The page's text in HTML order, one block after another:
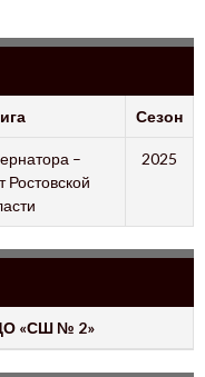
Сезон
–
Ростовской
2025
«СШ № 2»